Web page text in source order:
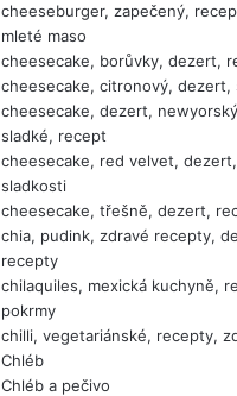
cheeseburger, zapečený,
mleté maso
cheesecake, borůvky, dezert,
cheesecake, citronový, dezert,
cheesecake, dezert,
sladké, recept
cheesecake, red velvet,
sladkosti
cheesecake, třešně, dezert,
chia, pudink, zdravé recepty,
recepty
chilaquiles, mexická kuchyně,
pokrmy
chilli, vegetariánské, recepty,
Chléb
Chléb a pečivo